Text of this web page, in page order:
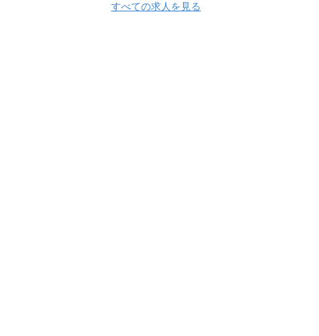
すべての求人を見る